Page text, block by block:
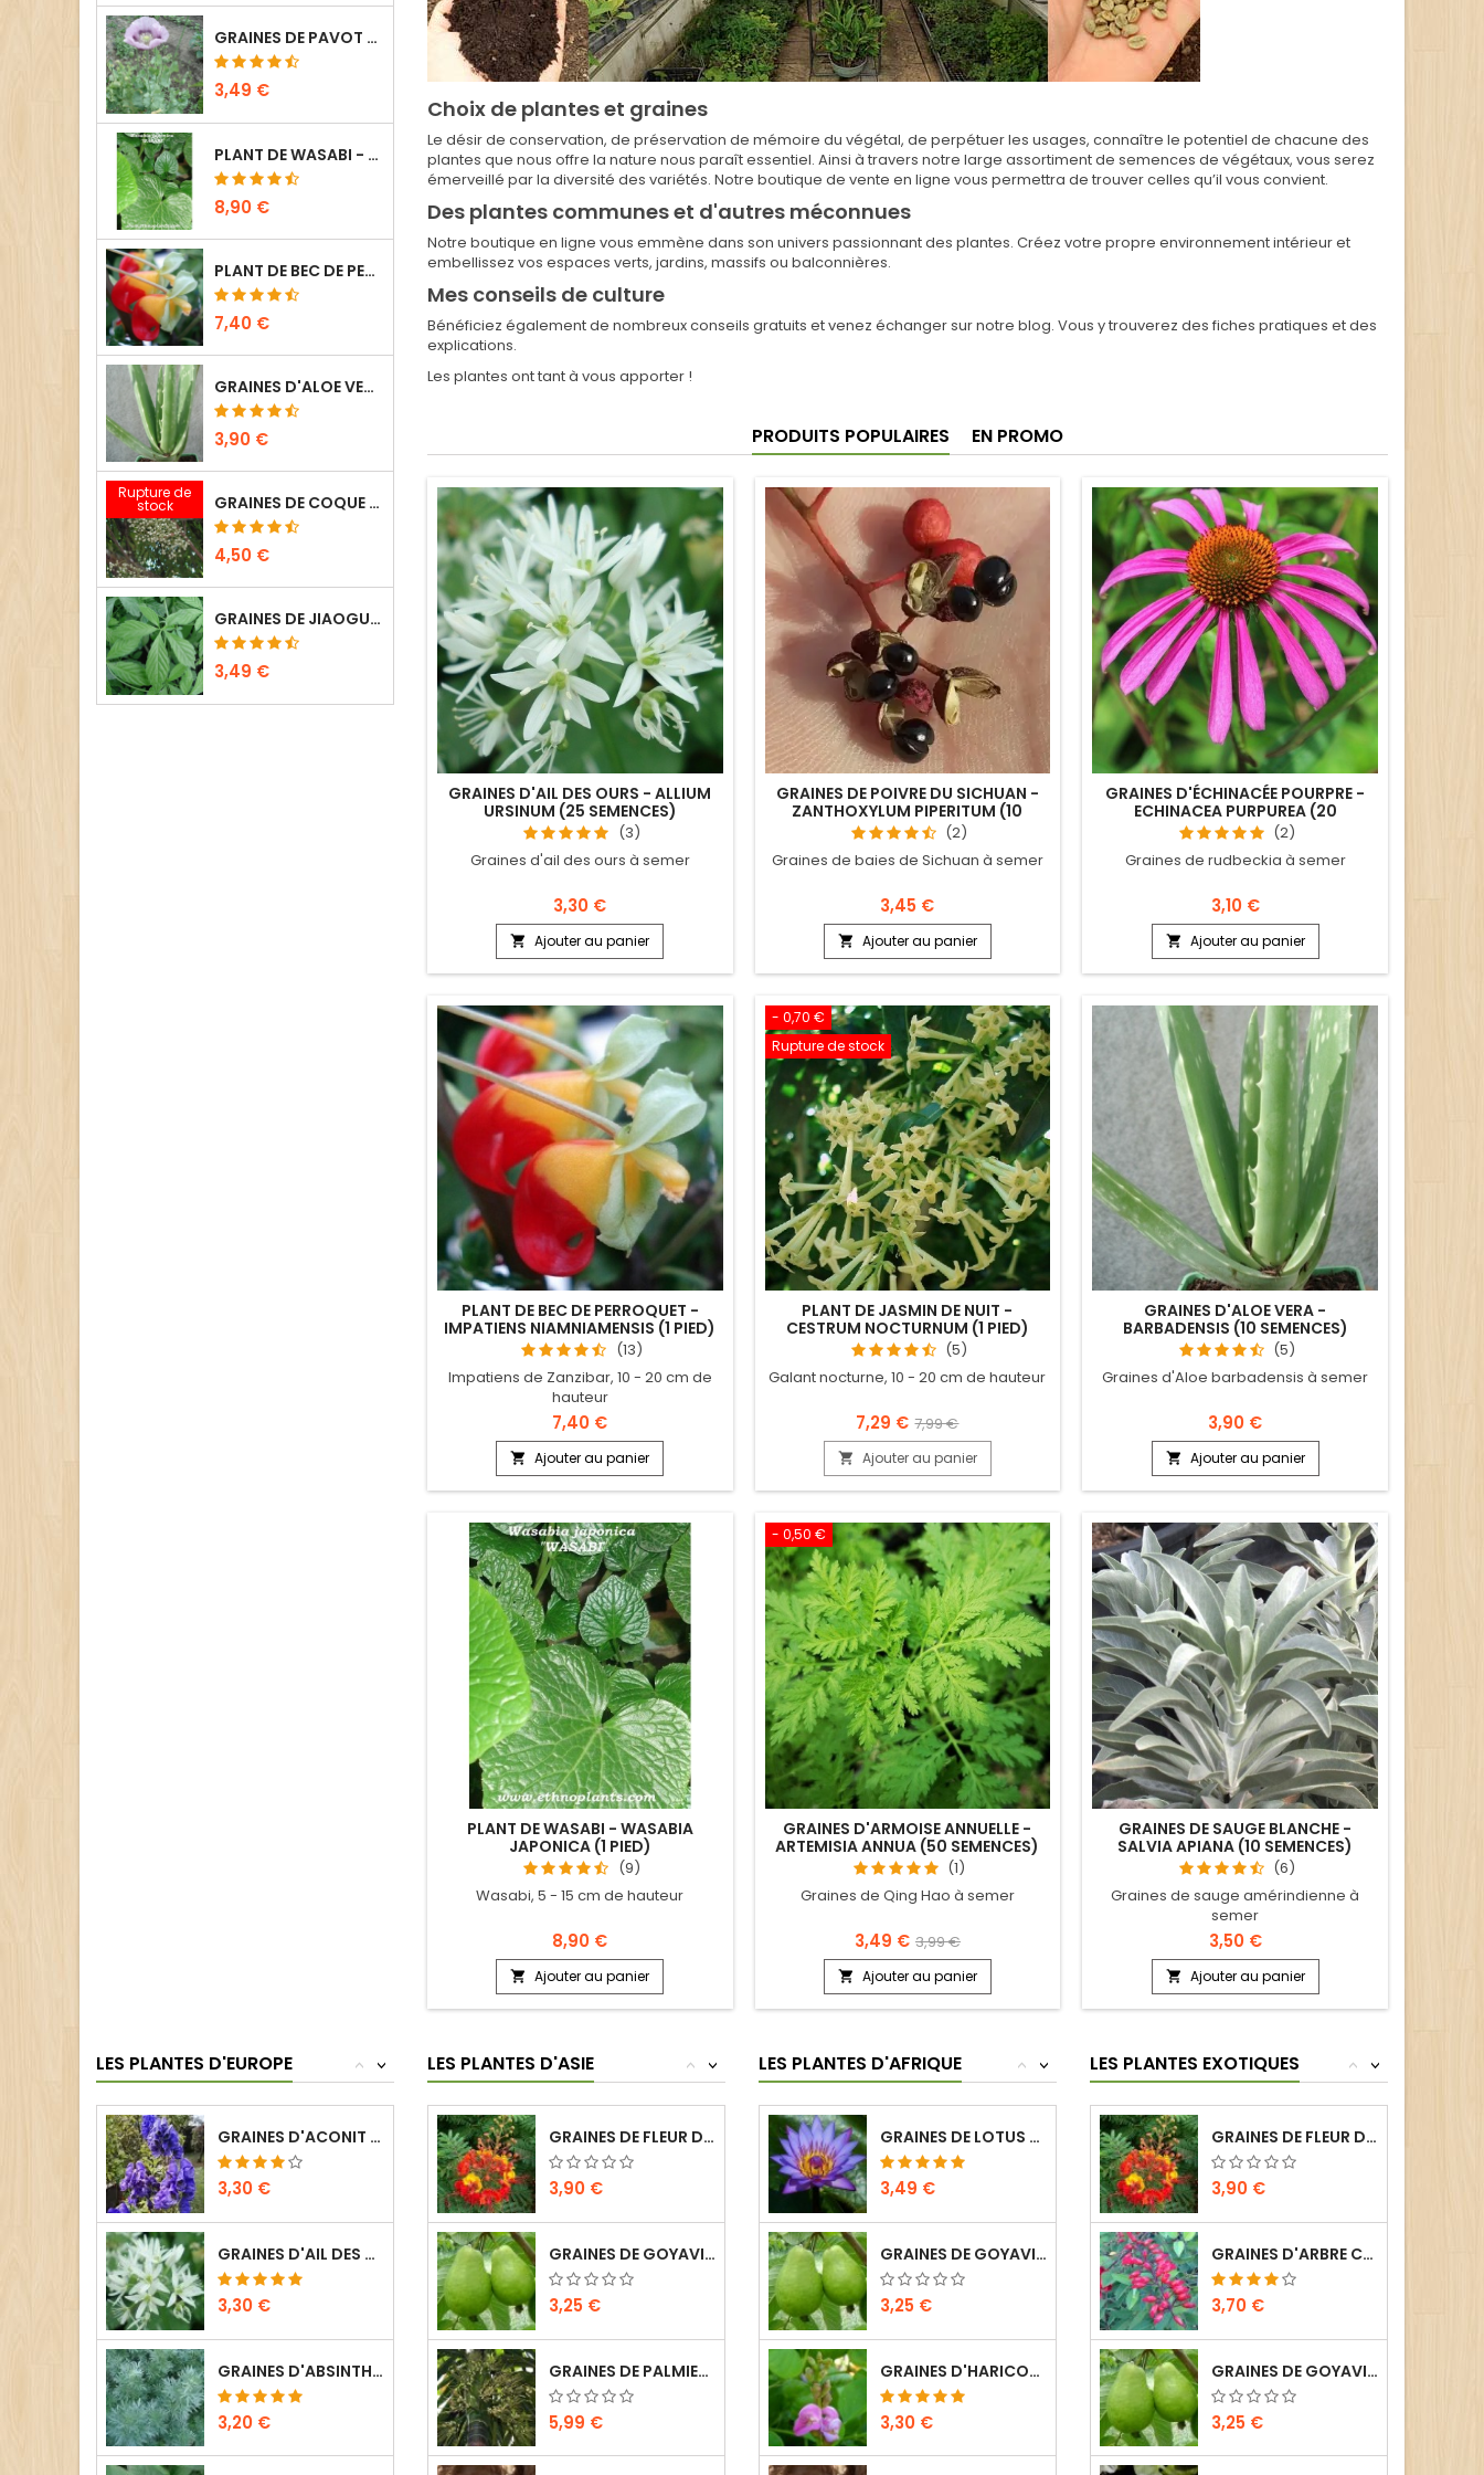
GRAINES DE PAVOT SOMNIFÈRE - PAPAVER SOMNIFERUM (50 SEMENCES)
3,49 €
PLANT DE WASABI - WASABIA JAPONICA (1 PIED)
8,90 €
PLANT DE BEC DE PERROQUET - IMPATIENS NIAMNIAMENSIS (1 PIED)
7,40 €
GRAINES D'ALOE VERA - BARBADENSIS (10 SEMENCES)
3,90 €
Rupture de
stock GRAINES DE COQUE DU LEVANT - ANAMIRTA COCCULUS (6 SEMENCES)
4,50 €
GRAINES DE JIAOGULAN - GYNOSTEMMA PENTAPHYLLUM (10 SEMENCES)
3,49 €
Choix de plantes et graines
Le désir de conservation, de préservation de mémoire du végétal, de perpétuer les usages, connaître le potentiel de chacune des
plantes que nous offre la nature nous paraît essentiel. Ainsi à travers notre large assortiment de semences de végétaux, vous serez
émerveillé par la diversité des variétés. Notre boutique de vente en ligne vous permettra de trouver celles qu’il vous convient.
Des plantes communes et d'autres méconnues
Notre boutique en ligne vous emmène dans son univers passionnant des plantes. Créez votre propre environnement intérieur et
embellissez vos espaces verts, jardins, massifs ou balconnières.
Mes conseils de culture
Bénéficiez également de nombreux conseils gratuits et venez échanger sur notre blog. Vous y trouverez des fiches pratiques et des
explications.
Les plantes ont tant à vous apporter !
PRODUITS POPULAIRES EN PROMO
GRAINES D'AIL DES OURS - ALLIUM
URSINUM (25 SEMENCES)
(3)
Graines d'ail des ours à semer
3,30 €
 Ajouter au panier
GRAINES DE POIVRE DU SICHUAN -
ZANTHOXYLUM PIPERITUM (10
SEMENCES)(2)
Graines de baies de Sichuan à semer
3,45 €
 Ajouter au panier
GRAINES D'ÉCHINACÉE POURPRE -
ECHINACEA PURPUREA (20
SEMENCES)(2)
Graines de rudbeckia à semer
3,10 €
 Ajouter au panier
PLANT DE BEC DE PERROQUET -
IMPATIENS NIAMNIAMENSIS (1 PIED)
(13)
Impatiens de Zanzibar, 10 - 20 cm de
hauteur
7,40 €
 Ajouter au panier
- 0,70 €
Rupture de stock
PLANT DE JASMIN DE NUIT -
CESTRUM NOCTURNUM (1 PIED)
(5)
Galant nocturne, 10 - 20 cm de hauteur
7,29 € 7,99 €
 Ajouter au panier
GRAINES D'ALOE VERA -
BARBADENSIS (10 SEMENCES)
(5)
Graines d'Aloe barbadensis à semer
3,90 €
 Ajouter au panier
PLANT DE WASABI - WASABIA
JAPONICA (1 PIED)
(9)
Wasabi, 5 - 15 cm de hauteur
8,90 €
 Ajouter au panier
- 0,50 €
GRAINES D'ARMOISE ANNUELLE -
ARTEMISIA ANNUA (50 SEMENCES)
(1)
Graines de Qing Hao à semer
3,49 € 3,99 €
 Ajouter au panier
GRAINES DE SAUGE BLANCHE -
SALVIA APIANA (10 SEMENCES)
(6)
Graines de sauge amérindienne à
semer
3,50 €
 Ajouter au panier
LES PLANTES D'EUROPE >
<
GRAINES D'ACONIT NAPEL - ACONITUM NAPELLUS...
3,30 €
GRAINES D'AIL DES OURS - ALLIUM URSINUM...
3,30 €
GRAINES D'ABSINTHE - ARTEMISIA ABSINTHIUM...
3,20 €
LES PLANTES D'ASIE >
<
GRAINES DE FLEUR DE PAON - CAESALPINIA...
3,90 €
GRAINES DE GOYAVIER - PSIDIUM GUAJAVA (20...
3,25 €
GRAINES DE PALMIER À BÉTEL - ARECA CATECHU...
5,99 €
LES PLANTES D'AFRIQUE >
<
GRAINES DE LOTUS BLEU - NYMPHAEA CAERULEA...
3,49 €
GRAINES DE GOYAVIER - PSIDIUM GUAJAVA (20...
3,25 €
GRAINES D'HARICOT SABRE - CANAVALIA ROSEA...
3,30 €
LES PLANTES EXOTIQUES >
<
GRAINES DE FLEUR DE PAON - CAESALPINIA...
3,90 €
GRAINES D'ARBRE CORAIL - ERYTHRINA INDICA...
3,70 €
GRAINES DE GOYAVIER - PSIDIUM GUAJAVA (20...
3,25 €